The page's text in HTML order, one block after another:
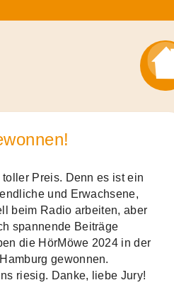
Preis. Denn es ist ein
und Erwachsene,
beim Radio arbeiten, aber
spannende Beiträge
die HörMöwe 2024 in der
gewonnen.
riesig. Danke, liebe Jury!